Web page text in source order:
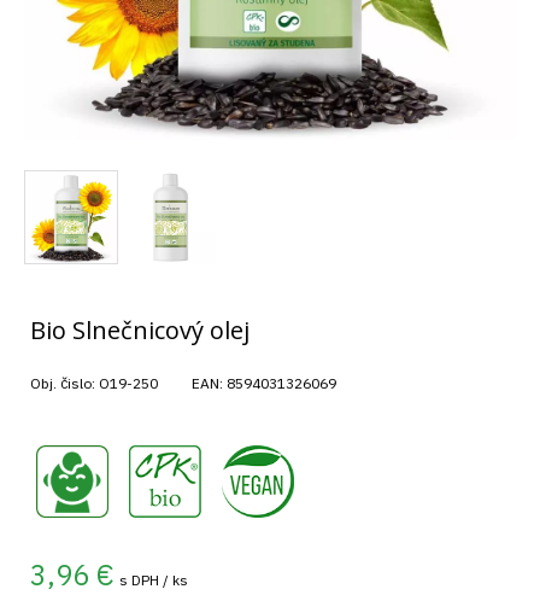
Bio Slnečnicový olej
Obj. čislo: O19-250 EAN: 8594031326069
3,96 € s DPH / ks